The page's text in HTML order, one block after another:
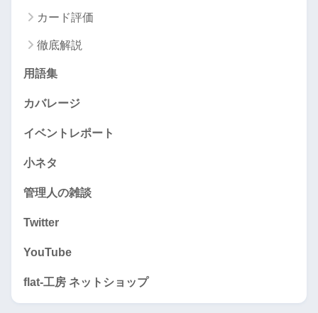
カード評価
徹底解説
用語集
カバレージ
イベントレポート
小ネタ
管理人の雑談
Twitter
YouTube
flat-工房 ネットショップ